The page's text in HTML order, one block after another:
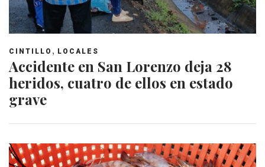
CINTILLO , LOCALES
Accidente en San Lorenzo deja 28
heridos, cuatro de ellos en estado
grave